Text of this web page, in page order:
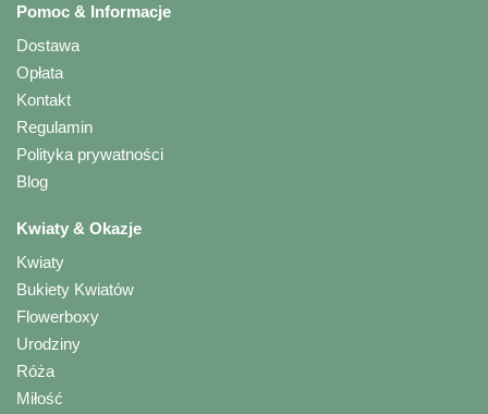
Pomoc & Informacje
Dostawa
Opłata
Kontakt
Regulamin
Polityka prywatności
Blog
Kwiaty & Okazje
Kwiaty
Bukiety Kwiatów
Flowerboxy
Urodziny
Róża
Miłość